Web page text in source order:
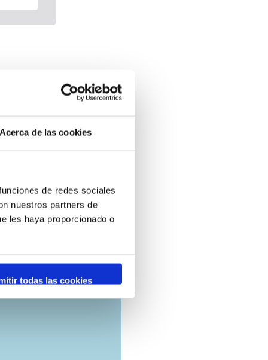
de las cookies
de redes sociales
nuestros partners de
les haya proporcionado o
todas las cookies